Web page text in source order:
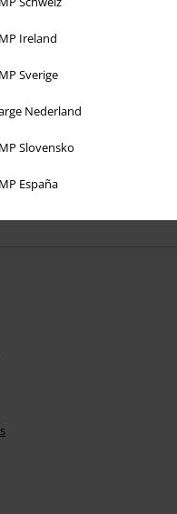
Ireland
Sverige
Nederland
Slovensko
España